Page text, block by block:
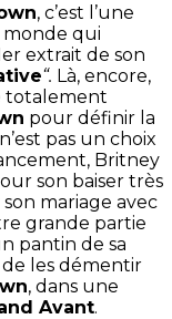
, c’est l’une
monde qui
extrait de son
“. Là, encore,
totalement
pour définir la
pas un choix
Britney
son baiser très
mariage avec
grande partie
pantin de sa
de les démentir
, dans une
Avant.